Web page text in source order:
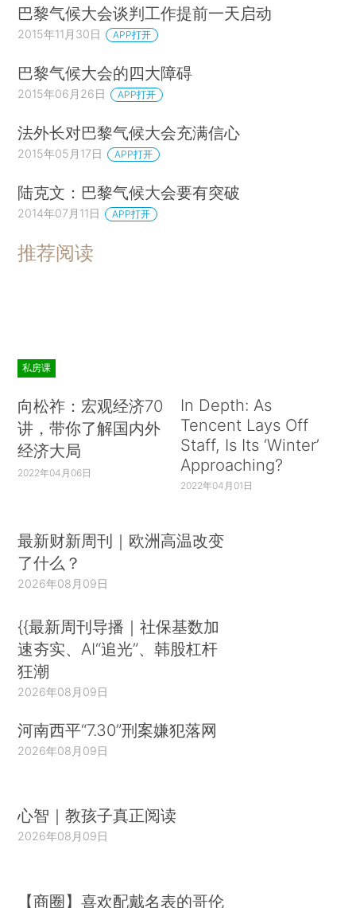
巴黎气候大会谈判工作提前一天启动
2015年11月30日 APP打开
巴黎气候大会的四大障碍
2015年06月26日 APP打开
法外长对巴黎气候大会充满信心
2015年05月17日 APP打开
陆克文：巴黎气候大会要有突破
2014年07月11日 APP打开
推荐阅读
私房课
向松祚：宏观经济70
讲，带你了解国内外
经济大局
2022年04月06日
In Depth: As
Tencent Lays Off
Staff, Is Its ‘Winter’
Approaching?
2022年04月01日
最新财新周刊｜欧洲高温改变
了什么？
2026年08月09日
{{最新周刊导播｜社保基数加
速夯实、AI“追光”、韩股杠杆
狂潮
2026年08月09日
河南西平“7.30”刑案嫌犯落网
2026年08月09日
心智｜教孩子真正阅读
2026年08月09日
【商圈】喜欢配戴名表的哥伦